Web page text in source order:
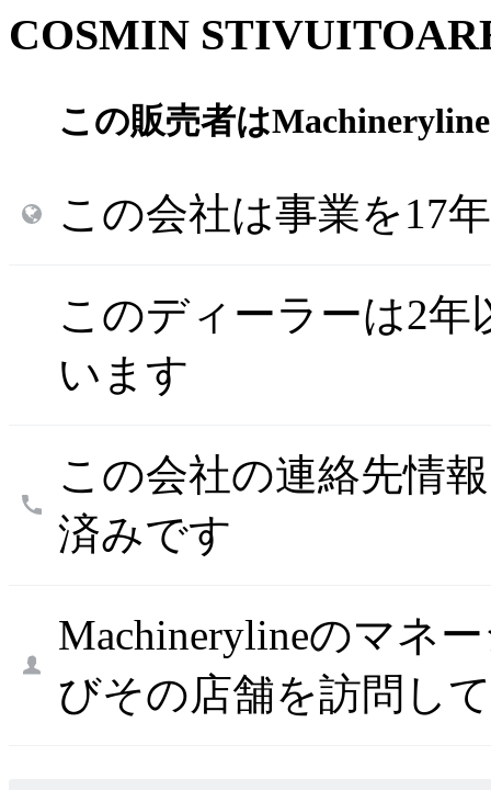
COSMIN
この販売者は
この会社は事業を17
このディーラーは2年
います
この会社の連絡先情
済みです
Machinerylineのマネ
びその店舗を訪問し